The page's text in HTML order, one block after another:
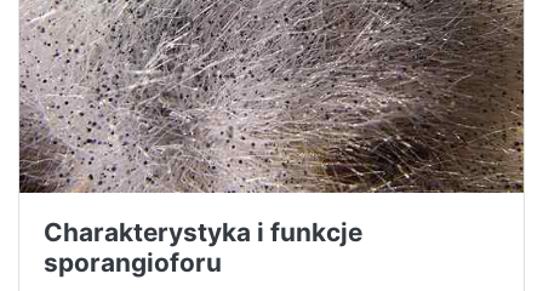
Charakterystyka i funkcje
sporangioforu